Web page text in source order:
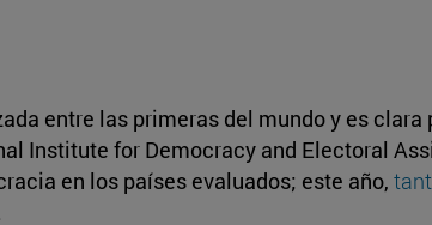
entre las primeras del mundo y es clara
Institute for Democracy and Electoral
en los países evaluados; este año,